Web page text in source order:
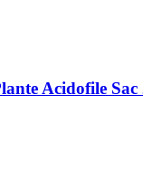
Acidofile Sac